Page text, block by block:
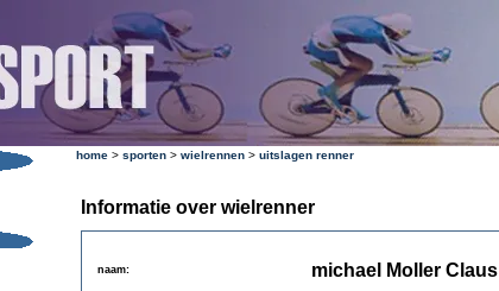
home > sporten > wielrennen > uitslagen renner
Informatie over wielrenner
naam: michael Moller Claus